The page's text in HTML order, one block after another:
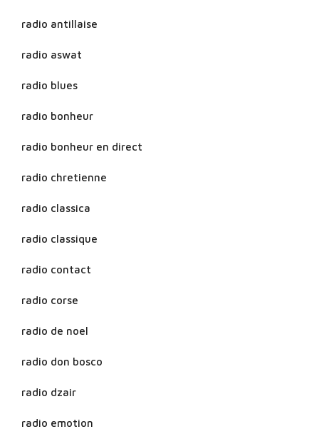
radio antillaise
radio aswat
radio blues
radio bonheur
radio bonheur en direct
radio chretienne
radio classica
radio classique
radio contact
radio corse
radio de noel
radio don bosco
radio dzair
radio emotion